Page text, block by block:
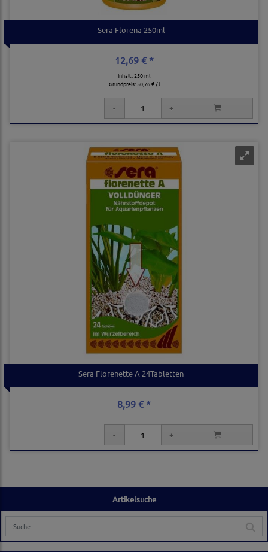
Artikelsuche
Sera Florena 250ml
12,69 € *
Inhalt: 250 ml
Grundpreis: 50,76 € / l
Sera Florenette A 24Tabletten
8,99 € *